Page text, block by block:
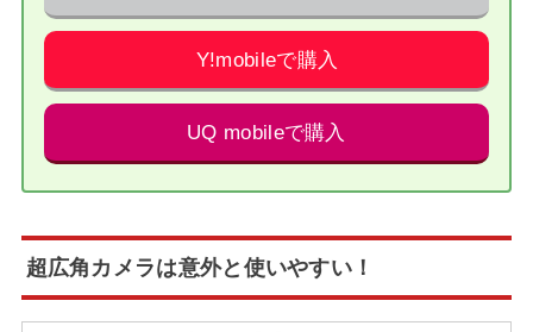
Y!mobileで購入
UQ mobileで購入
超広角カメラは意外と使いやすい！